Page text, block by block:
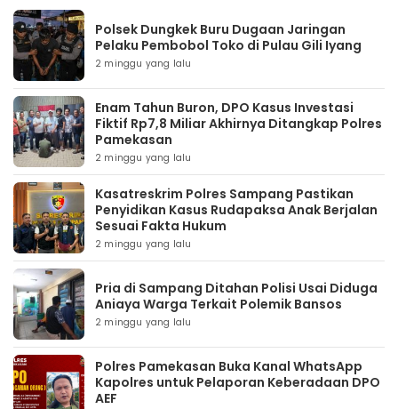
Polsek Dungkek Buru Dugaan Jaringan
Pelaku Pembobol Toko di Pulau Gili Iyang
2 minggu yang lalu
Enam Tahun Buron, DPO Kasus Investasi
Fiktif Rp7,8 Miliar Akhirnya Ditangkap Polres
Pamekasan
2 minggu yang lalu
Kasatreskrim Polres Sampang Pastikan
Penyidikan Kasus Rudapaksa Anak Berjalan
Sesuai Fakta Hukum
2 minggu yang lalu
Pria di Sampang Ditahan Polisi Usai Diduga
Aniaya Warga Terkait Polemik Bansos
2 minggu yang lalu
Polres Pamekasan Buka Kanal WhatsApp
Kapolres untuk Pelaporan Keberadaan DPO
AEF